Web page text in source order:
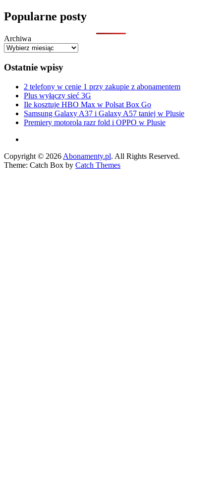
Primary
Widget
Area
Popularne posty
Archiwa
Ostatnie wpisy
2 telefony w cenie 1 przy zakupie z abonamentem
Plus wyłączy sieć 3G
Ile kosztuje HBO Max w Polsat Box Go
Samsung Galaxy A37 i Galaxy A57 taniej w Plusie
Premiery motorola razr fold i OPPO w Plusie
Copyright © 2026 Abonamenty.pl. All Rights Reserved.
Theme: Catch Box by Catch Themes